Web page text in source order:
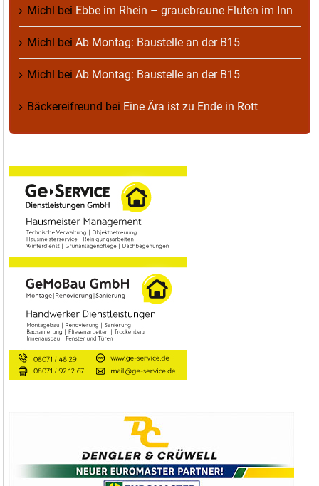
Michl bei Ebbe im Rhein – grauebraune Fluten im Inn
Michl bei Ab Montag: Baustelle an der B15
Michl bei Ab Montag: Baustelle an der B15
Bäckereifreund bei Eine Ära ist zu Ende in Rott